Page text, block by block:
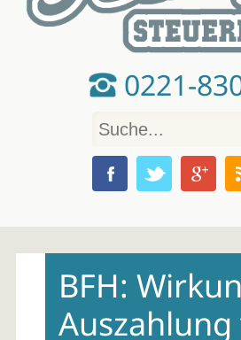
0221-
contentBFH:
Auszahlung